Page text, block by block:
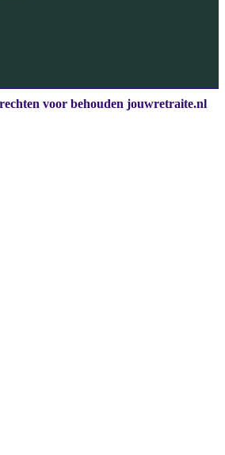
voor behouden jouwretraite.nl